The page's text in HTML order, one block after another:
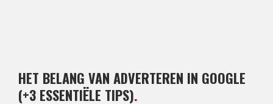
HET BELANG VAN ADVERTEREN IN GOOGLE
(+3 ESSENTIËLE TIPS).